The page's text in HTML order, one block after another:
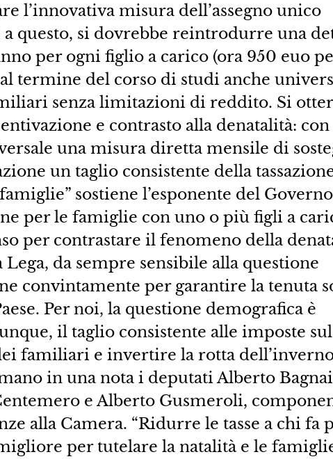
l’innovativa misura dell’assegno unico
questo, si dovrebbe reintrodurre una
per ogni figlio a carico (ora 950 euo
termine del corso di studi anche
senza limitazioni di reddito. Si
e contrasto alla denatalità: con
una misura diretta mensile di
un taglio consistente della
sostiene l’esponente del
per le famiglie con uno o più figli a
per contrastare il fenomeno della
Lega, da sempre sensibile alla questione
convintamente per garantire la tenuta
Per noi, la questione demografica è
il taglio consistente alle imposte
familiari e invertire la rotta
in una nota i deputati Alberto
e Alberto Gusmeroli,
alla Camera. “Ridurre le tasse a chi fa
per tutelare la natalità e le